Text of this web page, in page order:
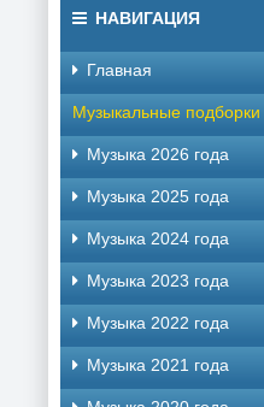
НАВИГАЦИЯ
Главная
Музыкальные подборки
Музыка 2026 года
Музыка 2025 года
Музыка 2024 года
Музыка 2023 года
Музыка 2022 года
Музыка 2021 года